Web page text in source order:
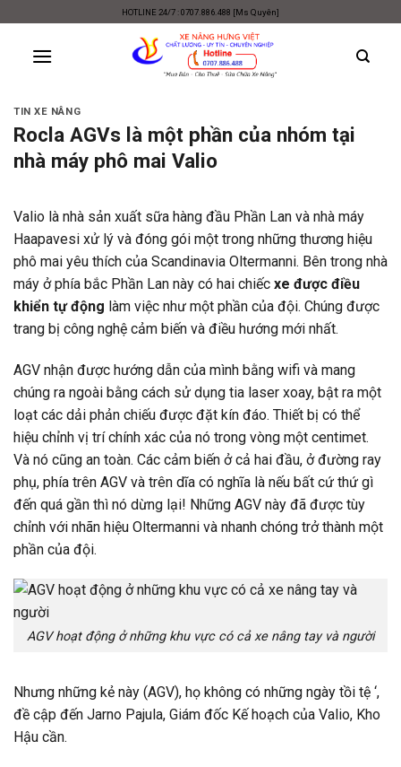
content
HOTLINE 24/7 : 0707.886.488 [Ms Quyên]
TIN XE NÂNG
Rocla AGVs là một phần của nhóm tại
nhà máy phô mai Valio
Valio là nhà sản xuất sữa hàng đầu Phần Lan và nhà máy
Haapavesi xử lý và đóng gói một trong những thương hiệu
phô mai yêu thích của Scandinavia Oltermanni. Bên trong nhà
máy ở phía bắc Phần Lan này có hai chiếc xe được điều
khiển tự động làm việc như một phần của đội. Chúng được
trang bị công nghệ cảm biến và điều hướng mới nhất.
AGV nhận được hướng dẫn của mình bằng wifi và mang
chúng ra ngoài bằng cách sử dụng tia laser xoay, bật ra một
loạt các dải phản chiếu được đặt kín đáo. Thiết bị có thể
hiệu chỉnh vị trí chính xác của nó trong vòng một centimet.
Và nó cũng an toàn. Các cảm biến ở cả hai đầu, ở đường ray
phụ, phía trên AGV và trên dĩa có nghĩa là nếu bất cứ thứ gì
đến quá gần thì nó dừng lại! Những AGV này đã được tùy
chỉnh với nhãn hiệu Oltermanni và nhanh chóng trở thành một
phần của đội.
AGV hoạt động ở những khu vực có cả xe nâng tay và người
Nhưng những kẻ này (AGV), họ không có những ngày tồi tệ ‘,
đề cập đến Jarno Pajula, Giám đốc Kế hoạch của Valio, Kho
Hậu cần.